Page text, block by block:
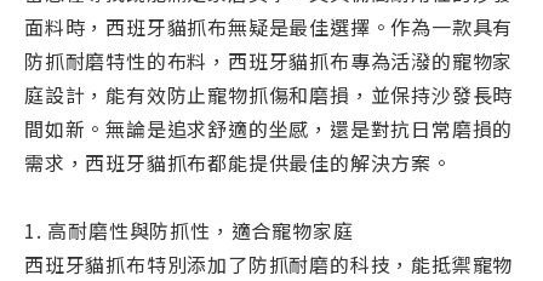
面料時，西班牙貓抓布無疑是最佳選擇。作為一款具有
防抓耐磨特性的布料，西班牙貓抓布專為活潑的寵物家
庭設計，能有效防止寵物抓傷和磨損，並保持沙發長時
間如新。無論是追求舒適的坐感，還是對抗日常磨損的
需求，西班牙貓抓布都能提供最佳的解決方案。
1. 高耐磨性與防抓性，適合寵物家庭
西班牙貓抓布特別添加了防抓耐磨的科技，能抵禦寵物